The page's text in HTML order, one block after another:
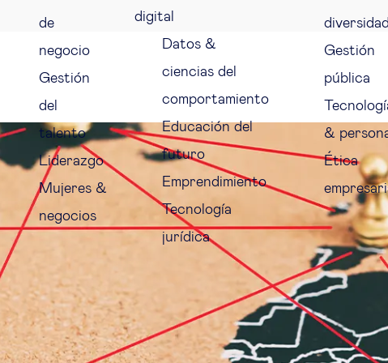
de
negocio
Gestión
del
talento
Liderazgo
Mujeres &
negocios
digital
Datos &
ciencias del
comportamiento
Educación del
futuro
Emprendimiento
Tecnología
jurídica
diversidad
Gestión
pública
&
Ética